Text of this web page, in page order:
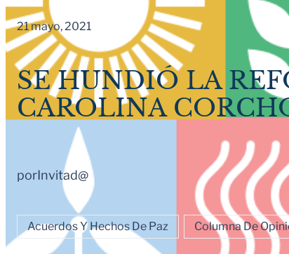
21 mayo, 2021
SE HUNDIÓ LA
CAROLINA
porInvitad@
Acuerdos Y Hechos De Paz Columna De